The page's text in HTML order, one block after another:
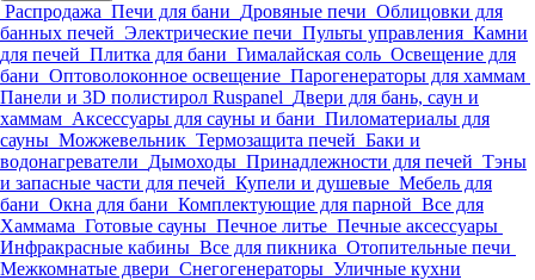
Распродажа Печи для бани Дровяные печи Облицовки для
банных печей Электрические печи Пульты управления Камни
для печей Плитка для бани Гималайская соль Освещение для
бани Оптоволоконное освещение Парогенераторы для хаммам
Панели и 3D полистирол Ruspanel Двери для бань, саун и
хаммам Аксессуары для сауны и бани Пиломатериалы для
сауны Можжевельник Термозащита печей Баки и
водонагреватели Дымоходы Принадлежности для печей Тэны
и запасные части для печей Купели и душевые Мебель для
бани Окна для бани Комплектующие для парной Все для
Хаммама Готовые сауны Печное литье Печные аксессуары
Инфракрасные кабины Все для пикника Отопительные печи
Межкомнатые двери Снегогенераторы Уличные кухни